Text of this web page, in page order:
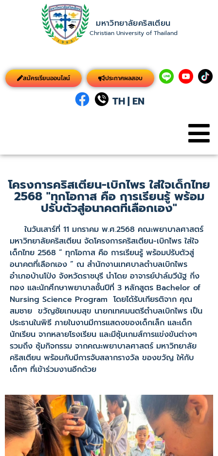
มหาวิทยาลัยคริสเตียน
Christian University of Thailand
สมัครเรียนออนไลน์ ประกาศผลสอบ
TH| EN
โครงการคริสเตียน-เบิกไพร ใส่ใจเด็กไทย
2568 "ทุกโอกาส คือ การเรียนรู้ พร้อม
ปรับตัวสู่อนาคตที่เลือกเอง"
ในวันเสาร์ที่ 11 มกราคม พ.ศ.2568 คณะพยาบาลศาสตร์
มหาวิทยาลัยคริสเตียน จัดโครงการคริสเตียน-เบิกไพร ใส่ใจ
เด็กไทย 2568 ” ทุกโอกาส คือ การเรียนรู้ พร้อมปรับตัวสู่
อนาคตที่เลือกเอง ” ณ สำนักงานเทศบาลตำบลเบิกไพร
อำเภอบ้านโป่ง จังหวัดราชบุรี นำโดย อาจารย์ปาล์มวีนัฐ กิ่ง
ทอง และนักศึกษาพยาบาลชั้นปีที่ 3 หลักสูตร Bachelor of
Nursing Science Program โดยได้รับเกียรติจาก คุณ
สมชาย ขวัญชัยเกษมสุข นายกเทศมนตรีตำบลเบิกไพร เป็น
ประธานในพิธี ภายในงานมีการแสดงของเด็กเล็ก และเด็ก
นักเรียน จากหลายโรงเรียน และมีซุ้มเกมส์การแข่งขันต่างๆ
รวมถึง ซุ้มกิจกรรม จากคณะพยาบาลศาสตร์ มหาวิทยาลัย
คริสเตียน พร้อมกับมีการจับสลากรางวัล ของขวัญ ให้กับ
เด็กๆ ที่เข้าร่วมงานอีกด้วย